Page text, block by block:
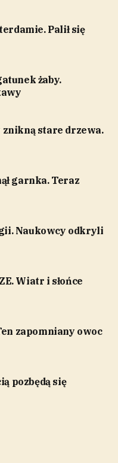
Palił się
żaby.
znikną stare drzewa.
garnka. Teraz
Naukowcy odkryli
Wiatr i słońce
zapomniany owoc
pozbędą się